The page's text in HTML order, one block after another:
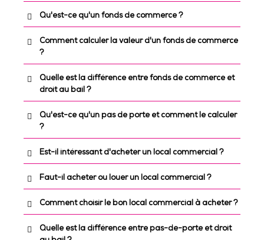
Qu'est-ce qu'un fonds de commerce ?
Comment calculer la valeur d'un fonds de commerce
?
Quelle est la différence entre fonds de commerce et
droit au bail ?
Qu'est-ce qu'un pas de porte et comment le calculer
?
Est-il intéressant d'acheter un local commercial ?
Faut-il acheter ou louer un local commercial ?
Comment choisir le bon local commercial à acheter ?
Quelle est la différence entre pas-de-porte et droit